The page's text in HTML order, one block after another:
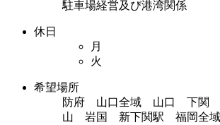
駐車場経営及び港湾関係
休日
月
火
希望場所
防府 山口全域 山口 下
山 岩国 新下関駅 福岡全域